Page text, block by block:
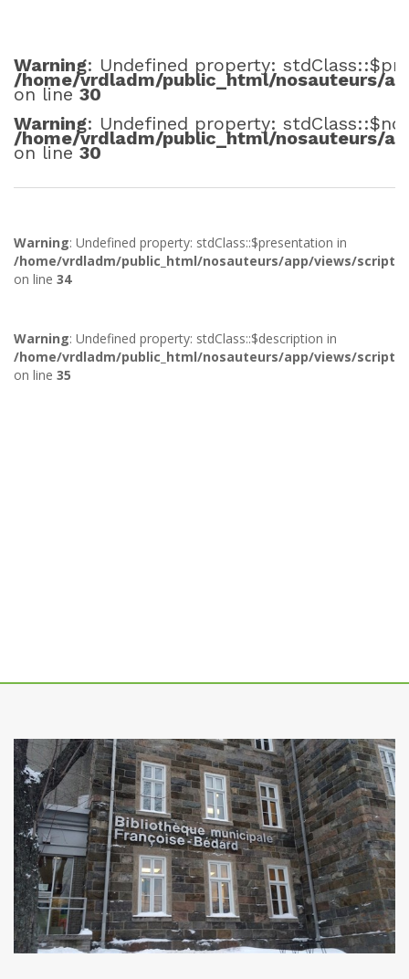
Warning: Undefined property:
/home/vrdladm/public_html/nosauteurs/
on line30
Warning: Undefined property:
/home/vrdladm/public_html/nosauteurs/
on line30
Warning: Undefined property: stdClass::$presentation in
/home/vrdladm/public_html/nosauteurs/app/views/
on line 34
Warning: Undefined property: stdClass::$description in
/home/vrdladm/public_html/nosauteurs/app/views/
on line 35